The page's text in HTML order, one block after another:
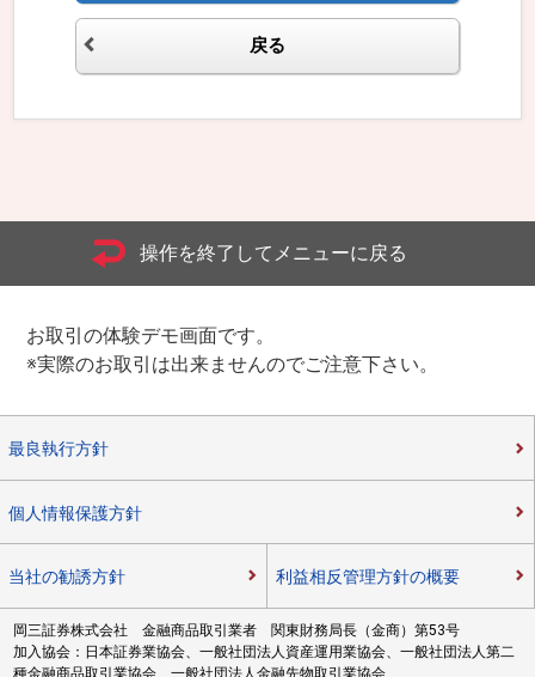
戻る
お取引の体験デモ画面です。
※実際のお取引は出来ませんのでご注意下さい。
操作を終了してメニューに戻る
最良執行方針
個人情報保護方針
当社の勧誘方針 利益相反管理方針の概要
岡三証券株式会社 金融商品取引業者 関東財務局長（金商）第53号
加入協会：日本証券業協会、一般社団法人資産運用業協会、一般社団法人第二
種金融商品取引業協会、一般社団法人金融先物取引業協会